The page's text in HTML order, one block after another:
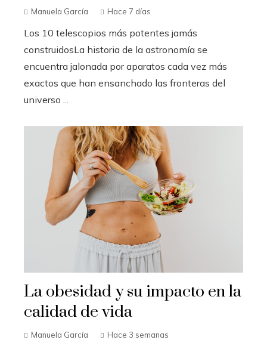
Manuela García Hace 7 días
Los 10 telescopios más potentes jamás
construidosLa historia de la astronomía se
encuentra jalonada por aparatos cada vez más
exactos que han ensanchado las fronteras del
universo ...
La obesidad y su impacto en la
calidad de vida
Manuela García Hace 3 semanas